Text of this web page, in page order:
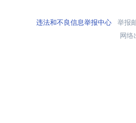
违法和不良信息举报中心举报
网